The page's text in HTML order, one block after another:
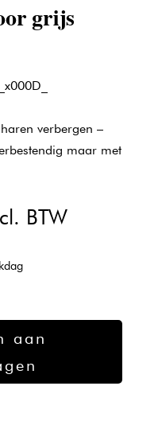
grijs
verbergen –
maar met
BTW
aan